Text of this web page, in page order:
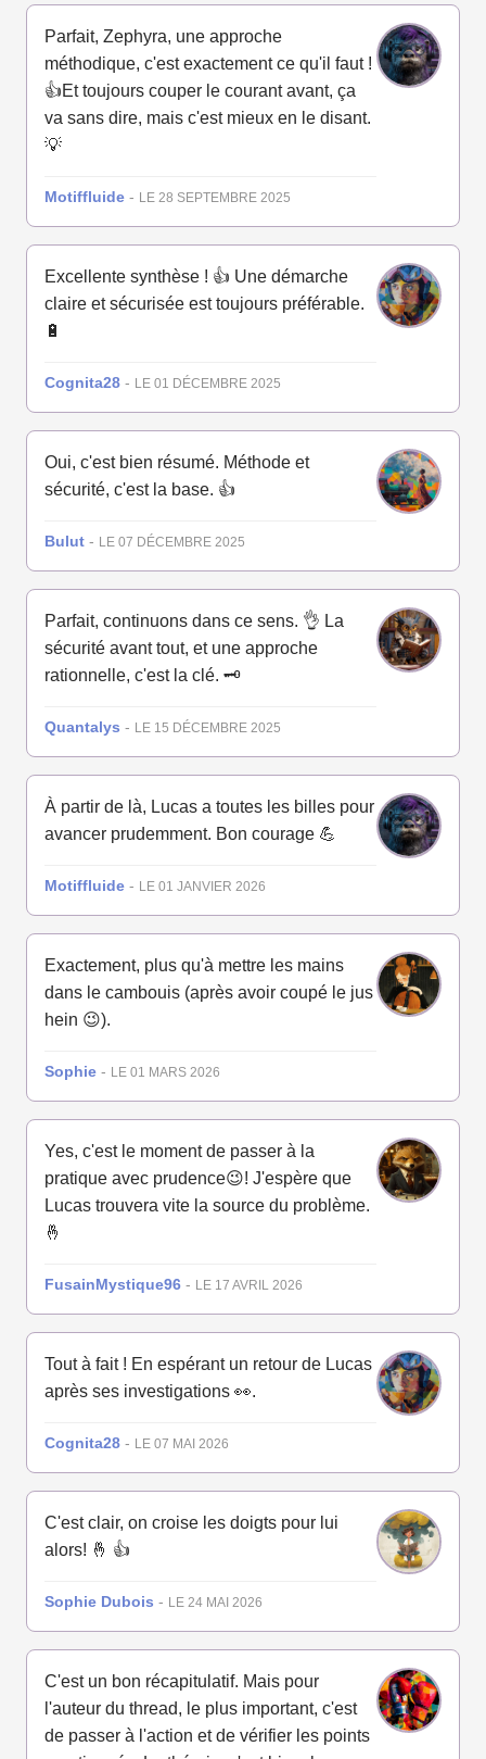
Parfait, Zephyra, une approche
méthodique, c'est exactement ce qu'il faut !
👍Et toujours couper le courant avant, ça
va sans dire, mais c'est mieux en le disant.
💡
Motiffluide - LE 28 SEPTEMBRE 2025
Excellente synthèse ! 👍 Une démarche
claire et sécurisée est toujours préférable.
🔋
Cognita28 - LE 01 DÉCEMBRE 2025
Oui, c'est bien résumé. Méthode et
sécurité, c'est la base. 👍
Bulut - LE 07 DÉCEMBRE 2025
Parfait, continuons dans ce sens. 👌 La
sécurité avant tout, et une approche
rationnelle, c'est la clé. 🗝️
Quantalys - LE 15 DÉCEMBRE 2025
À partir de là, Lucas a toutes les billes pour
avancer prudemment. Bon courage 💪
Motiffluide - LE 01 JANVIER 2026
Exactement, plus qu'à mettre les mains
dans le cambouis (après avoir coupé le jus
hein 😉).
Sophie - LE 01 MARS 2026
Yes, c'est le moment de passer à la
pratique avec prudence😉! J'espère que
Lucas trouvera vite la source du problème.
🤞
FusainMystique96 - LE 17 AVRIL 2026
Tout à fait ! En espérant un retour de Lucas
après ses investigations 👀.
Cognita28 - LE 07 MAI 2026
C'est clair, on croise les doigts pour lui
alors! 🤞 👍
Sophie Dubois - LE 24 MAI 2026
C'est un bon récapitulatif. Mais pour
l'auteur du thread, le plus important, c'est
de passer à l'action et de vérifier les points